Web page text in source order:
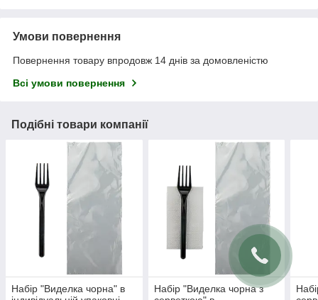
Умови повернення
Повернення товару впродовж 14 днів за домовленістю
Всі умови повернення
Подібні товари компанії
Набір "Виделка чорна" в
Набір "Виделка чорна з